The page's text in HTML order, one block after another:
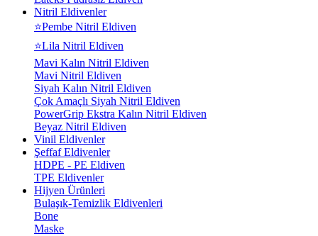
Nitril Eldivenler
⭐Pembe Nitril Eldiven
⭐Lila Nitril Eldiven
Mavi Kalın Nitril Eldiven
Mavi Nitril Eldiven
Siyah Kalın Nitril Eldiven
Çok Amaçlı Siyah Nitril Eldiven
PowerGrip Ekstra Kalın Nitril Eldiven
Beyaz Nitril Eldiven
Vinil Eldivenler
Şeffaf Eldivenler
HDPE - PE Eldiven
TPE Eldivenler
Hijyen Ürünleri
Bulaşık-Temizlik Eldivenleri
Bone
Maske